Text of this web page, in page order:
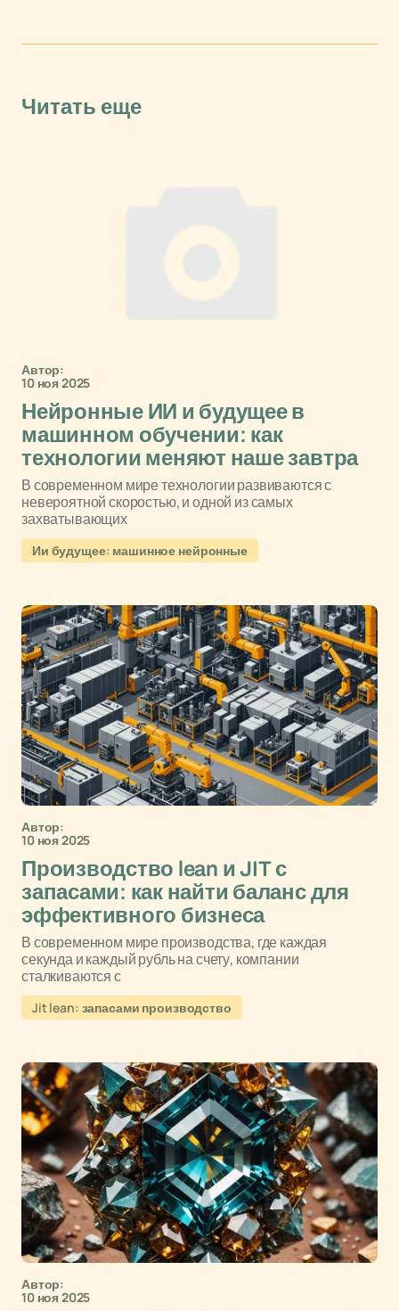
Читать еще
Автор:
10 ноя 2025
Нейронные ИИ и будущее в
машинном обучении: как
технологии меняют наше завтра
В современном мире технологии развиваются с
невероятной скоростью, и одной из самых
захватывающих
Ии будущее: машинное нейронные
Автор:
10 ноя 2025
Производство lean и JIT с
запасами: как найти баланс для
эффективного бизнеса
В современном мире производства, где каждая
секунда и каждый рубль на счету, компании
сталкиваются с
Jit lean: запасами производство
Автор:
10 ноя 2025